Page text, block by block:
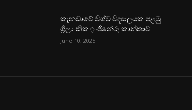
කැනඩාවේ විශ්ව විද්‍යාලයක පළමු
ශ්‍රීලාංකික ඉංජිනේරු කාන්තාව
June 10, 2025